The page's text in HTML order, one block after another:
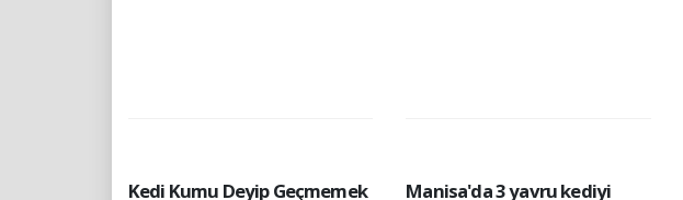
Kedi Kumu Deyip Geçmemek Manisa'da 3 yavru kediyi